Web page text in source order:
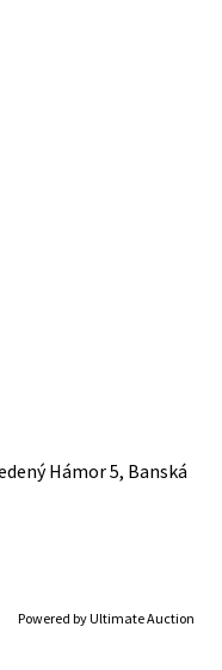
Hámor 5, Banská
Powered by Ultimate Auction